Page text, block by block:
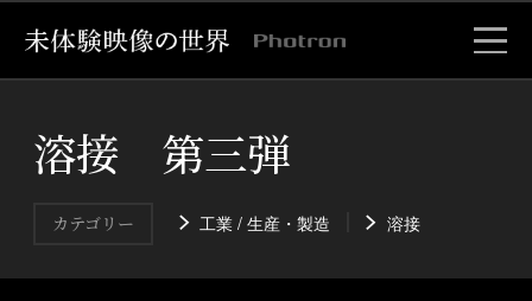
溶接 第三弾
カテゴリー 工業 / 生産・製造 溶接